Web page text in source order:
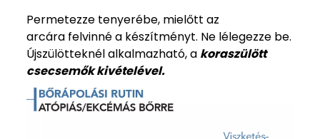
Permetezze tenyerébe, mielőtt az
arcára felvinné a készítményt. Ne lélegezze be.
Újszülötteknél alkalmazható, a koraszülött
csecsemők kivételével.